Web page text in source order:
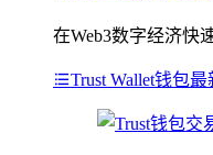
在Web3数字经济快
Trust Wallet钱包